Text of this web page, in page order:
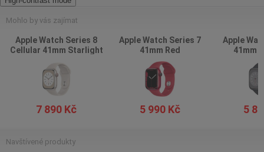
Mohlo by vás zajímat
Apple Watch Series 8
Cellular 41mm Starlight
7 890 Kč
Apple Watch Series 7
41mm Red
5 990 Kč
Apple
41mm
5
Navštívené produkty